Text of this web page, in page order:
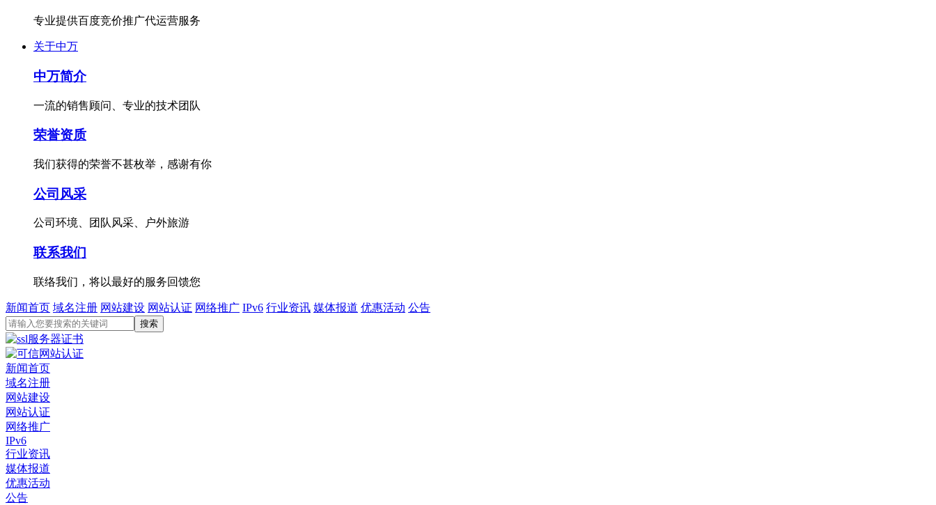
专业提供百度竞价推广代运营服务
关于中万
中万简介
一流的销售顾问、专业的技术团队
荣誉资质
我们获得的荣誉不甚枚举，感谢有你
公司风采
公司环境、团队风采、户外旅游
联系我们
联络我们，将以最好的服务回馈您
新闻首页 域名注册 网站建设 网站认证 网络推广 IPv6 行业资讯 媒体报道 优惠活动 公告
新闻首页
域名注册
网站建设
网站认证
网络推广
IPv6
行业资讯
媒体报道
优惠活动
公告